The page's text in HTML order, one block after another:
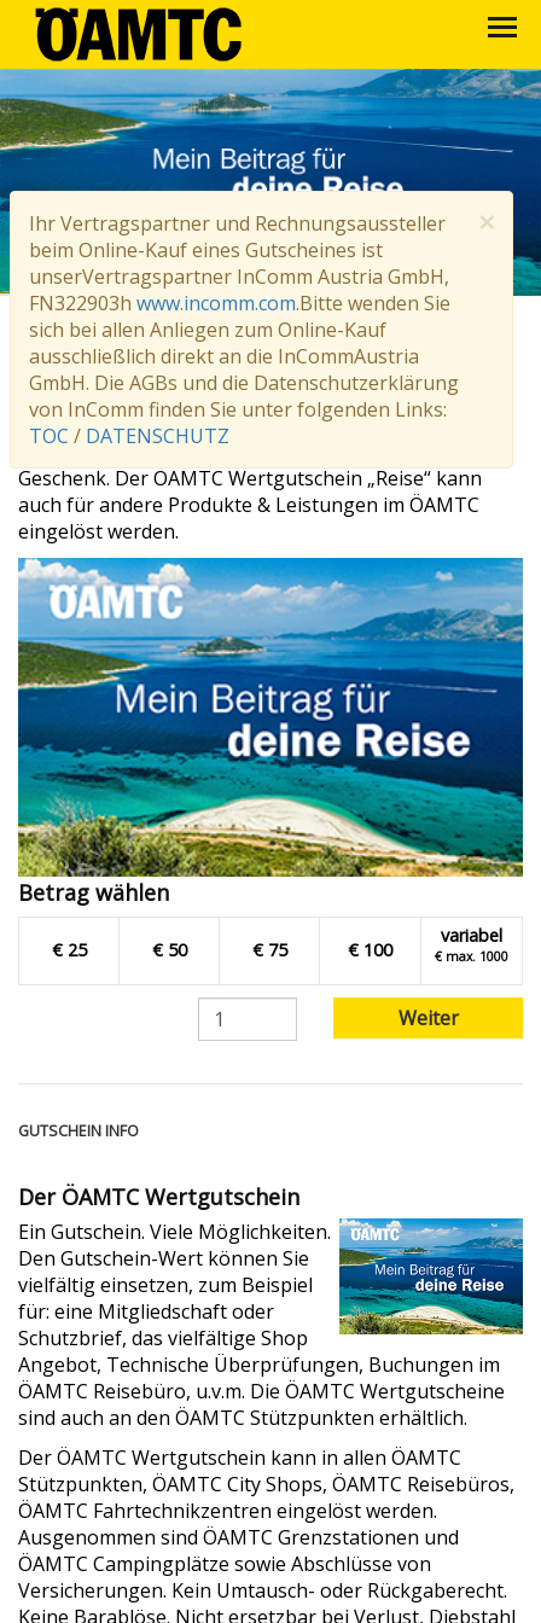
×
Ihr Vertragspartner und Rechnungsaussteller
beim Online-Kauf eines Gutscheines ist
unserVertragspartner InComm Austria GmbH,
FN322903h www.incomm.com.Bitte wenden Sie
sich bei allen Anliegen zum Online-Kauf
ausschließlich direkt an die InCommAustria
GmbH. Die AGBs und die Datenschutzerklärung
von InComm finden Sie unter folgenden Links:
TOC / DATENSCHUTZ
ÖAMTC Wertgutschein (Reise)
Ob zum Geburtstag, zu Weihnachten oder als
Überraschung. Mit einem ÖAMTC Wertgutschein ist es
ganz einfach, ein gutes Gefühl zu schenken. In nur
wenigen Schritten gelangen Sie zu Ihrem individuellen
Geschenk. Der ÖAMTC Wertgutschein „Reise“ kann
auch für andere Produkte & Leistungen im ÖAMTC
eingelöst werden.
Betrag wählen
€ 25 € 50 € 75 € 100
variabel
€ max. 1000
Weiter
GUTSCHEIN INFO
Der ÖAMTC Wertgutschein
Ein Gutschein. Viele Möglichkeiten.
Den Gutschein-Wert können Sie
vielfältig einsetzen, zum Beispiel
für: eine Mitgliedschaft oder
Schutzbrief, das vielfältige Shop
Angebot, Technische Überprüfungen, Buchungen im
ÖAMTC Reisebüro, u.v.m. Die ÖAMTC Wertgutscheine
sind auch an den ÖAMTC Stützpunkten erhältlich.
Der ÖAMTC Wertgutschein kann in allen ÖAMTC
Stützpunkten, ÖAMTC City Shops, ÖAMTC Reisebüros,
ÖAMTC Fahrtechnikzentren eingelöst werden.
Ausgenommen sind ÖAMTC Grenzstationen und
ÖAMTC Campingplätze sowie Abschlüsse von
Versicherungen. Kein Umtausch- oder Rückgaberecht.
Keine Barablöse. Nicht ersetzbar bei Verlust, Diebstahl